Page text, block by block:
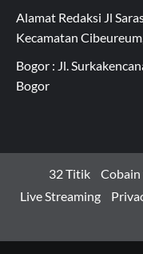
Alamat Redaksi Jl
Kecamatan
Bogor : Jl.
Bogor
32 Titik Cobain
Live Streaming